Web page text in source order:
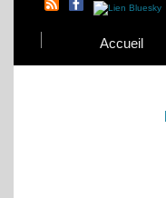
Accueil